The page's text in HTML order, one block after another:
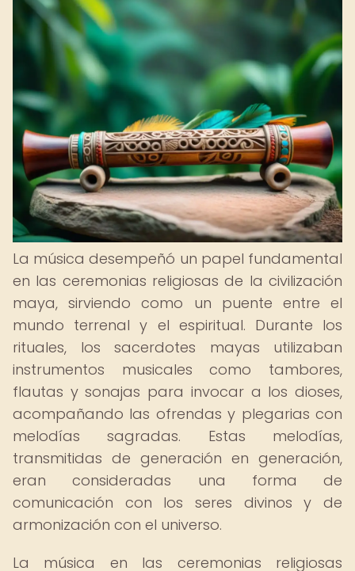
La música desempeñó un papel fundamental
en las ceremonias religiosas de la civilización
maya, sirviendo como un puente entre el
mundo terrenal y el espiritual. Durante los
rituales, los sacerdotes mayas utilizaban
instrumentos musicales como tambores,
flautas y sonajas para invocar a los dioses,
acompañando las ofrendas y plegarias con
melodías sagradas. Estas melodías,
transmitidas de generación en generación,
eran consideradas una forma de
comunicación con los seres divinos y de
armonización con el universo.
La música en las ceremonias religiosas